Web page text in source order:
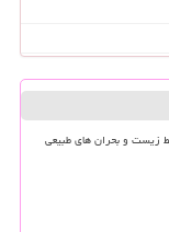
زیست و بحران های طبیعی